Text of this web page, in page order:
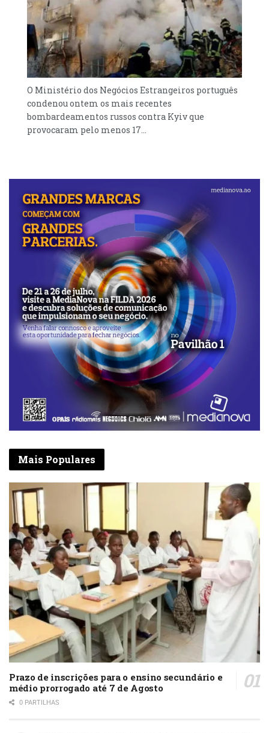
O Ministério dos Negócios Estrangeiros português
condenou ontem os mais recentes
bombardeamentos russos contra Kyiv que
provocaram pelo menos 17...
Mais Populares
Prazo de inscrições para o ensino secundário e
médio prorrogado até 7 de Agosto
0 PARTILHAS